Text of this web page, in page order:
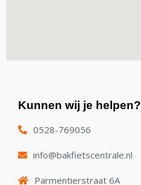
Kunnen wij je helpen?
0528-769056
info@bakfietscentrale.nl
Parmentierstraat 6A